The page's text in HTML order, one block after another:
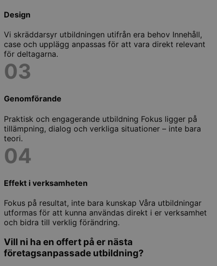
Design
Vi skräddarsyr utbildningen utifrån era behov Innehåll,
case och upplägg anpassas för att vara direkt relevant
för deltagarna.
03
Genomförande
Praktisk och engagerande utbildning Fokus ligger på
tillämpning, dialog och verkliga situationer – inte bara
teori.
04
Effekt i verksamheten
Fokus på resultat, inte bara kunskap Våra utbildningar
utformas för att kunna användas direkt i er verksamhet
och bidra till verklig förändring.
Vill ni ha en offert på er nästa
företagsanpassade utbildning?